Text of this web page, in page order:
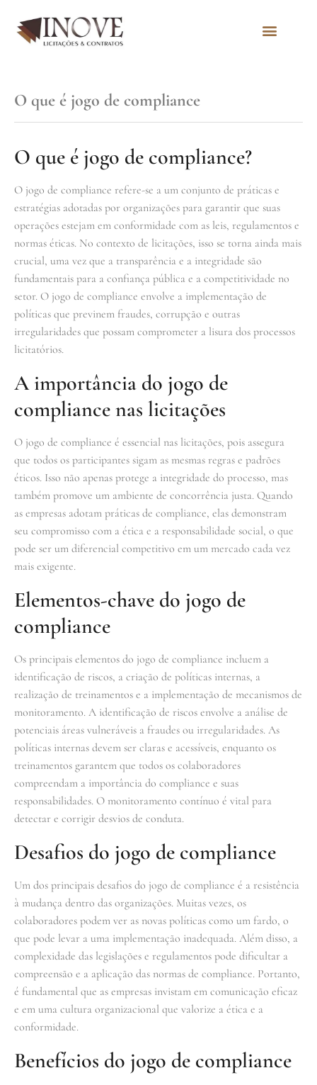
O que é jogo de compliance
O que é jogo de compliance?
O jogo de compliance refere-se a um conjunto de práticas e
estratégias adotadas por organizações para garantir que suas
operações estejam em conformidade com as leis, regulamentos e
normas éticas. No contexto de licitações, isso se torna ainda mais
crucial, uma vez que a transparência e a integridade são
fundamentais para a confiança pública e a competitividade no
setor. O jogo de compliance envolve a implementação de
políticas que previnem fraudes, corrupção e outras
irregularidades que possam comprometer a lisura dos processos
licitatórios.
A importância do jogo de
compliance nas licitações
O jogo de compliance é essencial nas licitações, pois assegura
que todos os participantes sigam as mesmas regras e padrões
éticos. Isso não apenas protege a integridade do processo, mas
também promove um ambiente de concorrência justa. Quando
as empresas adotam práticas de compliance, elas demonstram
seu compromisso com a ética e a responsabilidade social, o que
pode ser um diferencial competitivo em um mercado cada vez
mais exigente.
Elementos-chave do jogo de
compliance
Os principais elementos do jogo de compliance incluem a
identificação de riscos, a criação de políticas internas, a
realização de treinamentos e a implementação de mecanismos de
monitoramento. A identificação de riscos envolve a análise de
potenciais áreas vulneráveis a fraudes ou irregularidades. As
políticas internas devem ser claras e acessíveis, enquanto os
treinamentos garantem que todos os colaboradores
compreendam a importância do compliance e suas
responsabilidades. O monitoramento contínuo é vital para
detectar e corrigir desvios de conduta.
Desafios do jogo de compliance
Um dos principais desafios do jogo de compliance é a resistência
à mudança dentro das organizações. Muitas vezes, os
colaboradores podem ver as novas políticas como um fardo, o
que pode levar a uma implementação inadequada. Além disso, a
complexidade das legislações e regulamentos pode dificultar a
compreensão e a aplicação das normas de compliance. Portanto,
é fundamental que as empresas invistam em comunicação eficaz
e em uma cultura organizacional que valorize a ética e a
conformidade.
Benefícios do jogo de compliance